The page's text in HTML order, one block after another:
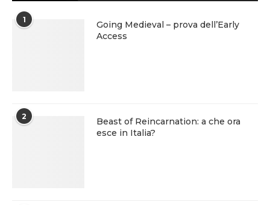
1
Going Medieval – prova dell’Early
Access
2
Beast of Reincarnation: a che ora
esce in Italia?